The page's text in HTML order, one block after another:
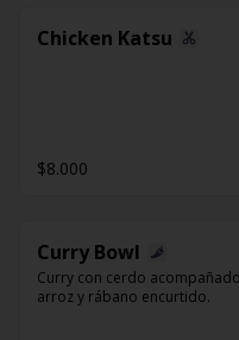
Chicken Katsu
$8.000
Curry Bowl
Curry con cerdo
arroz y rábano encurtido.